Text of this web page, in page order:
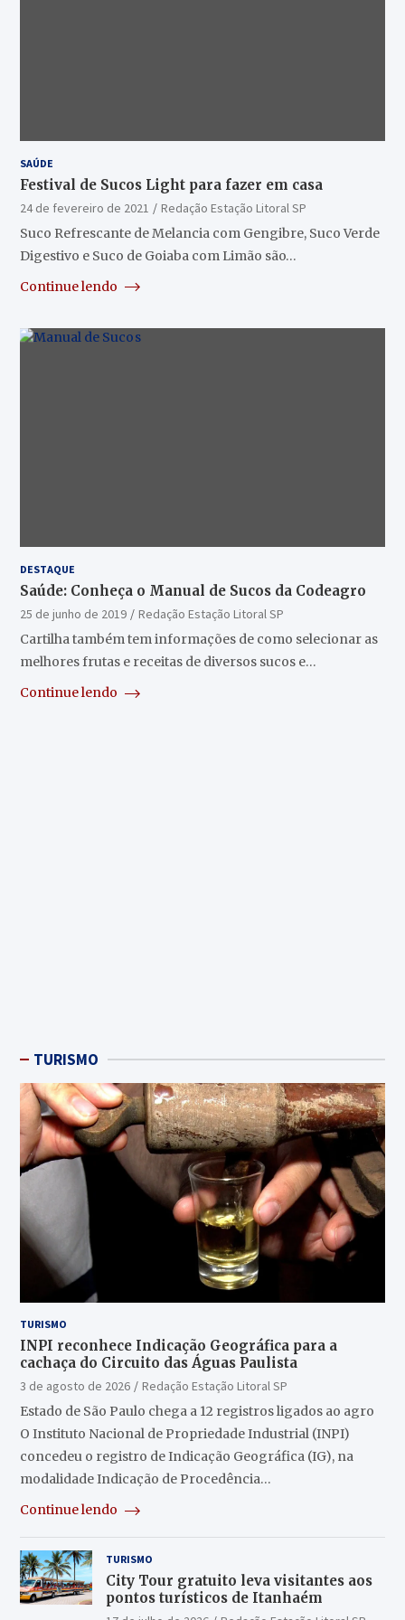
SAÚDE
Festival de Sucos Light para fazer em casa
24 de fevereiro de 2021
Redação Estação Litoral SP
Suco Refrescante de Melancia com Gengibre, Suco Verde
Digestivo e Suco de Goiaba com Limão são…
Continue lendo
DESTAQUE
Saúde: Conheça o Manual de Sucos da Codeagro
25 de junho de 2019
Redação Estação Litoral SP
Cartilha também tem informações de como selecionar as
melhores frutas e receitas de diversos sucos e…
Continue lendo
TURISMO
TURISMO
INPI reconhece Indicação Geográfica para a
cachaça do Circuito das Águas Paulista
3 de agosto de 2026
Redação Estação Litoral SP
Estado de São Paulo chega a 12 registros ligados ao agro
O Instituto Nacional de Propriedade Industrial (INPI)
concedeu o registro de Indicação Geográfica (IG), na
modalidade Indicação de Procedência…
Continue lendo
TURISMO
City Tour gratuito leva visitantes aos
pontos turísticos de Itanhaém